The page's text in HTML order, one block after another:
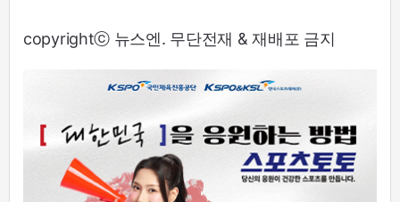
copyrightⓒ 뉴스엔. 무단전재 & 재배포 금지